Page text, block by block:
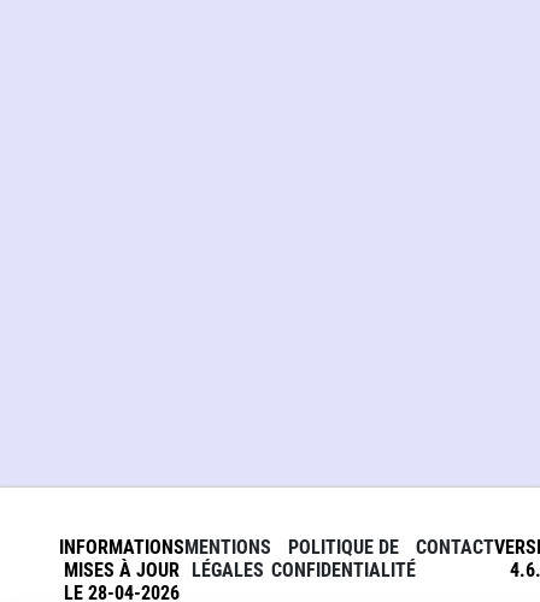
INFORMATIONS
MISES À JOUR
LE 28-04-2026
MENTIONS
LÉGALES
POLITIQUE DE
CONFIDENTIALITÉ
CONTACT